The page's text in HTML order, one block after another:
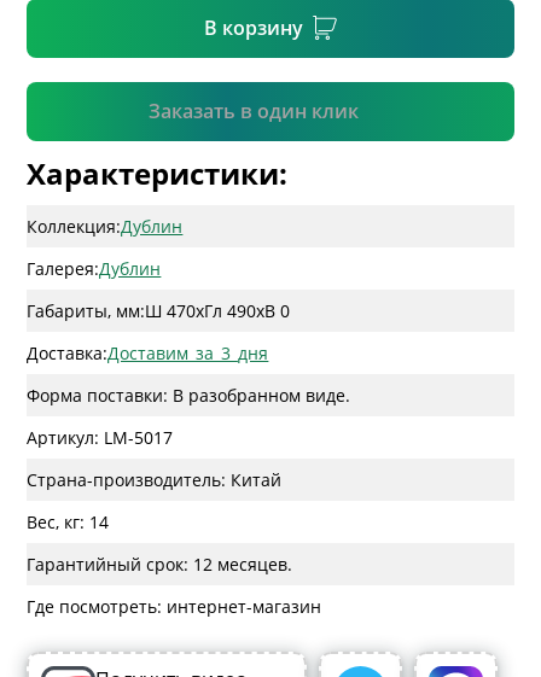
В корзину
Заказать в один клик
Подтвердить
Характеристики:
Коллекция:Дублин
Галерея:Дублин
Габариты, мм:Ш 470xГл 490xВ 0
Доставка:Доставим_за_3_дня
Форма поставки: В разобранном виде.
Артикул: LM-5017
Страна-производитель: Китай
Вес, кг: 14
Гарантийный срок: 12 месяцев.
Где посмотреть: интернет-магазин